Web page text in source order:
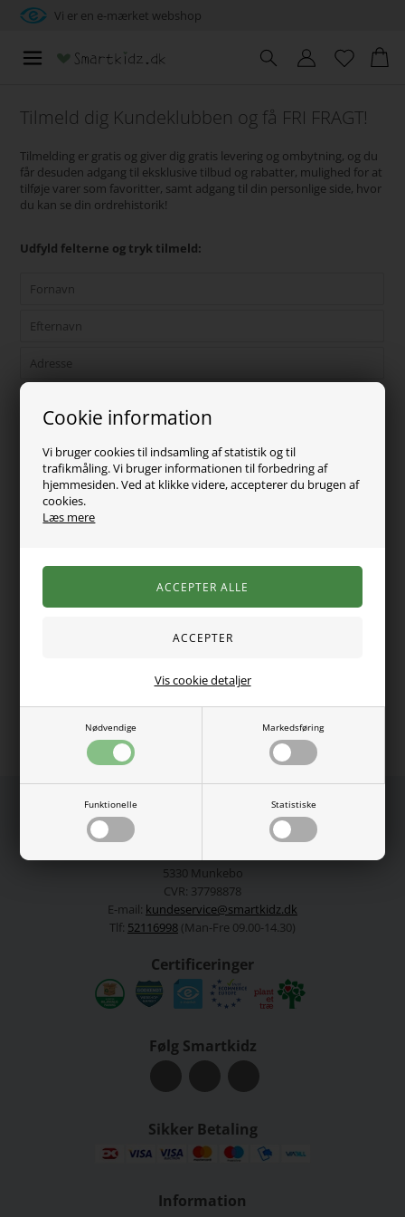
Cookie information
Vi bruger cookies til indsamling af statistik og til
trafikmåling. Vi bruger informationen til forbedring af
hjemmesiden. Ved at klikke videre, accepterer du brugen af
cookies.
Læs mere
Nødvendige Markedsføring
Funktionelle Statistiske
Vis cookie detaljer
Vi er en e-mærket webshop
Tilmeld dig Kundeklubben og få FRI FRAGT!
Tilmelding er gratis og giver dig gratis levering og ombytning, og du
får desuden adgang til eksklusive tilbud og rabatter, mulighed for at
tilføje varer som favoritter, samt adgang til din personlige side, hvor
du kan se din ordrehistorik!
Udfyld felterne og tryk tilmeld:
Klik her for at logge ind!
markedsføring. Du kan til enhver tid afmelde dig igen. Læs vores privatlivspoltik
5330 Munkebo
CVR: 37798878
E-mail: kundeservice@smartkidz.dk
Tlf: 52116998 (Man-Fre 09.00-14.30)
Certificeringer
Følg Smartkidz
Sikker Betaling
Information